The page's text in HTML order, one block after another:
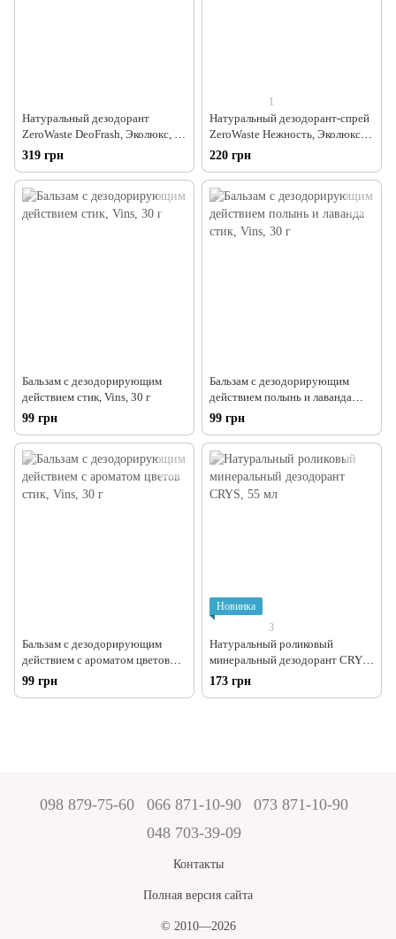
Натуральный дезодорант
ZeroWaste DeoFrash, Эколюкс, 50
гр
319 грн
1
Натуральный дезодорант-спрей
ZeroWaste Нежность, Эколюкс,
60 мл
220 грн
Бальзам с дезодорирующим
действием стик, Vins, 30 г
99 грн
Бальзам с дезодорирующим
действием полынь и лаванда
стик, Vins, 30 г
99 грн
Бальзам с дезодорирующим
действием с ароматом цветов
стик, Vins, 30 г
99 грн
Новинка
3
Натуральный роликовый
минеральный дезодорант CRYS,
55 мл
173 грн
098 879-75-60 066 871-10-90
073 871-10-90
048 703-39-09
Контакты
Полная версия сайта
© 2010—2026